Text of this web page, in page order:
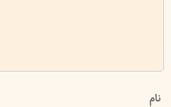
نام